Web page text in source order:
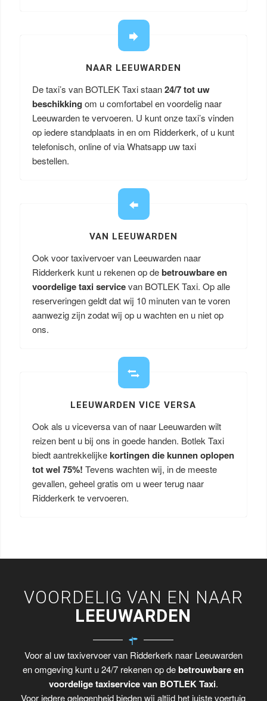
NAAR LEEUWARDEN
De taxi’s van BOTLEK Taxi staan24/7 tot uw
beschikking om u comfortabel en voordelig naar
Leeuwarden te vervoeren. U kunt onze taxi’s vinden
op iedere standplaats in en om Ridderkerk, of u kunt
telefonisch, online of via Whatsapp uw taxi
bestellen.
VAN LEEUWARDEN
Ook voor taxivervoer van Leeuwarden naar
Ridderkerk kunt u rekenen op debetrouwbare en
voordelige taxi servicevan BOTLEK Taxi. Op alle
reserveringen geldt dat wij 10 minuten van te voren
aanwezig zijn zodat wij op u wachten en u niet op
ons.
LEEUWARDEN VICE VERSA
Ook als u viceversa van of naar Leeuwarden wilt
reizen bent u bij ons in goede handen. Botlek Taxi
biedt aantrekkelijkekortingen die kunnen oplopen
tot wel 75%! Tevens wachten wij, in de meeste
gevallen, geheel gratis om u weer terug naar
Ridderkerk te vervoeren.
VOORDELIG VAN EN NAAR
LEEUWARDEN
Voor al uw taxivervoer van Ridderkerk naar Leeuwarden
en omgeving kunt u 24/7 rekenen op debetrouwbare en
voordelige taxiservice van BOTLEK Taxi.
Voor iedere gelegenheid bieden wij altijd het juiste voertuig